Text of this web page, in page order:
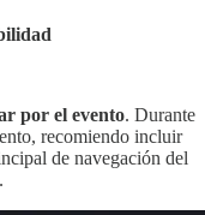
por el evento. Durante
recomiendo incluir
de navegación del